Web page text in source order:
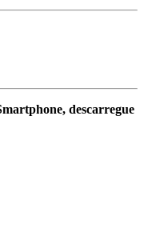
descarregue